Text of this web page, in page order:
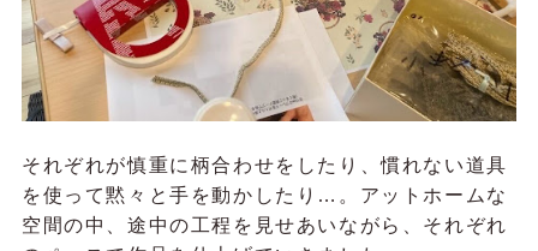
それぞれが慎重に柄合わせをしたり、慣れない道具
を使って黙々と手を動かしたり…。アットホームな
空間の中、途中の工程を見せあいながら、それぞれ